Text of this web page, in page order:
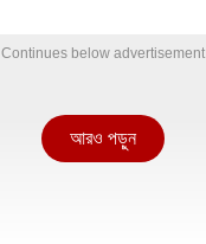
Continues below advertisement
আরও পড়ুন